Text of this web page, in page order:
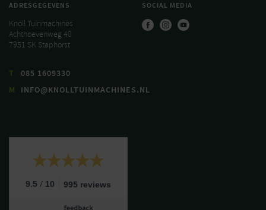
ADRESGEGEVENS
Knoll Tuinmachines
Achthoevenweg 40
7951 SK Staphorst
T
085 1609330
M
INFO@KNOLLTUINMACHINES.NL
SOCIAL MEDIA
9.5 / 10 995 reviews